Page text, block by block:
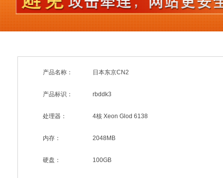
产品名称： 日本东京CN2
产品标识： rbddk3
处理器： 4核 Xeon Glod 6138
内存： 2048MB
硬盘： 100GB